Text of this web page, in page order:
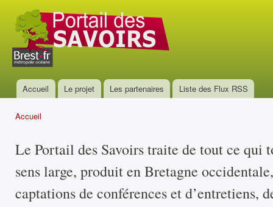
Portail
des
savoirs
Menu principal
Accueil Le projet Les partenaires Liste des Flux RSS
Accueil
Le Portail des Savoirs traite de tout ce qui
sens large, produit en Bretagne
captations de conférences et d’entretiens,